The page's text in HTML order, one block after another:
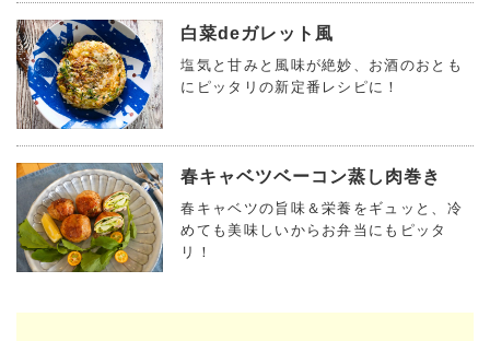
白菜deガレット風
塩気と甘みと風味が絶妙、お酒のおとも
にピッタリの新定番レシピに！
春キャベツベーコン蒸し肉巻き
春キャベツの旨味＆栄養をギュッと、冷
めても美味しいからお弁当にもピッタ
リ！